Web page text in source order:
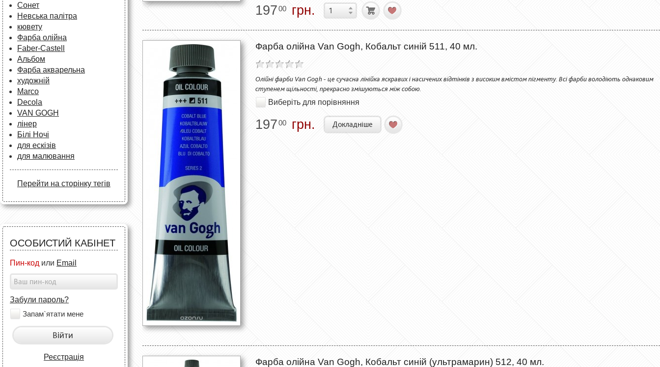
Сонет
Невська палітра
кювету
Фарба олійна
Faber-Castell
Альбом
Фарба акварельна
художній
Marco
Decola
VAN GOGH
лінер
Білі Ночі
для ескізів
для малювання
Перейти на сторінку тегів
ОСОБИСТИЙ КАБІНЕТ
Пин-код или Email
Забули пароль?
Запам`ятати мене
Війти
Реєстрація
19700 грн.
Фарба олійна Van Gogh, Кобальт синій 511, 40 мл.
Олійні фарби Van Gogh - це сучасна лінійка яскравих і насичених відтінків з високим вмістом пігменту. Всі фарби володіють однаковим
ступенем щільності, прекрасно змішуються між собою.
Виберіть для порівняння
19700 грн. Докладніше
Фарба олійна Van Gogh, Кобальт синій (ультрамарин) 512, 40 мл.